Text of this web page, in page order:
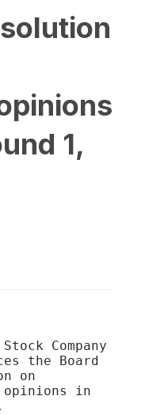
1,
Company
the Board
on
in